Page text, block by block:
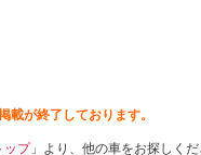
載が終了しております。
ップ」より、他の車をお探しくだ